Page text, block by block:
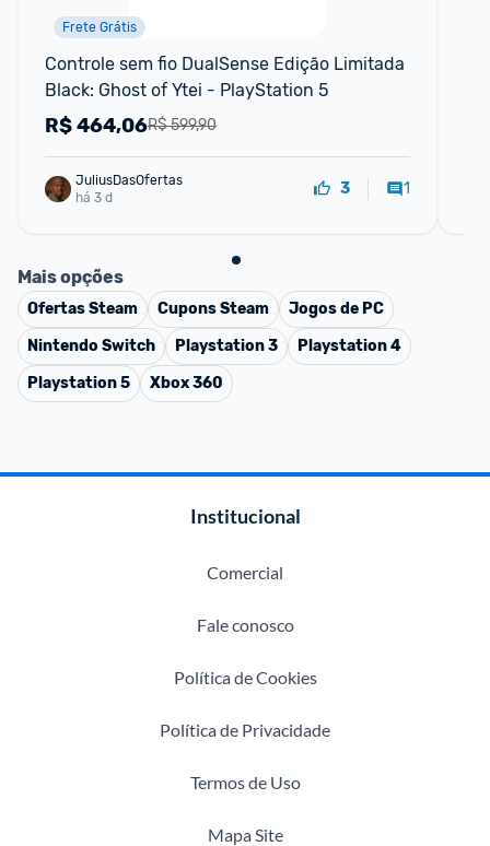
Frete Grátis
Controle sem fio DualSense Edição Limitada
Black: Ghost of Ytei - PlayStation 5
R$ 599,90
R$464,06
JuliusDasOfertas
há 3 d
3 1
Mais opções
OfertasSteam CuponsSteam
Jogos de PC
Nintendo Switch
Playstation 3
Playstation 4
Playstation 5
Xbox 360
Institucional
Comercial
Fale conosco
Política de Cookies
Política de Privacidade
Termos de Uso
Mapa Site